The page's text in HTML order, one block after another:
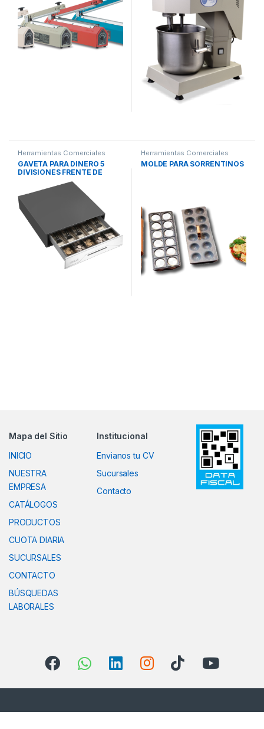
Herramientas Comerciales
GAVETA PARA DINERO 5
DIVISIONES FRENTE DE
Herramientas Comerciales
MOLDE PARA SORRENTINOS
Mapa del Sitio
INICIO
NUESTRA
EMPRESA
CATÁLOGOS
PRODUCTOS
CUOTA DIARIA
SUCURSALES
CONTACTO
BÚSQUEDAS
LABORALES
Institucional
Envianos tu CV
Sucursales
Contacto